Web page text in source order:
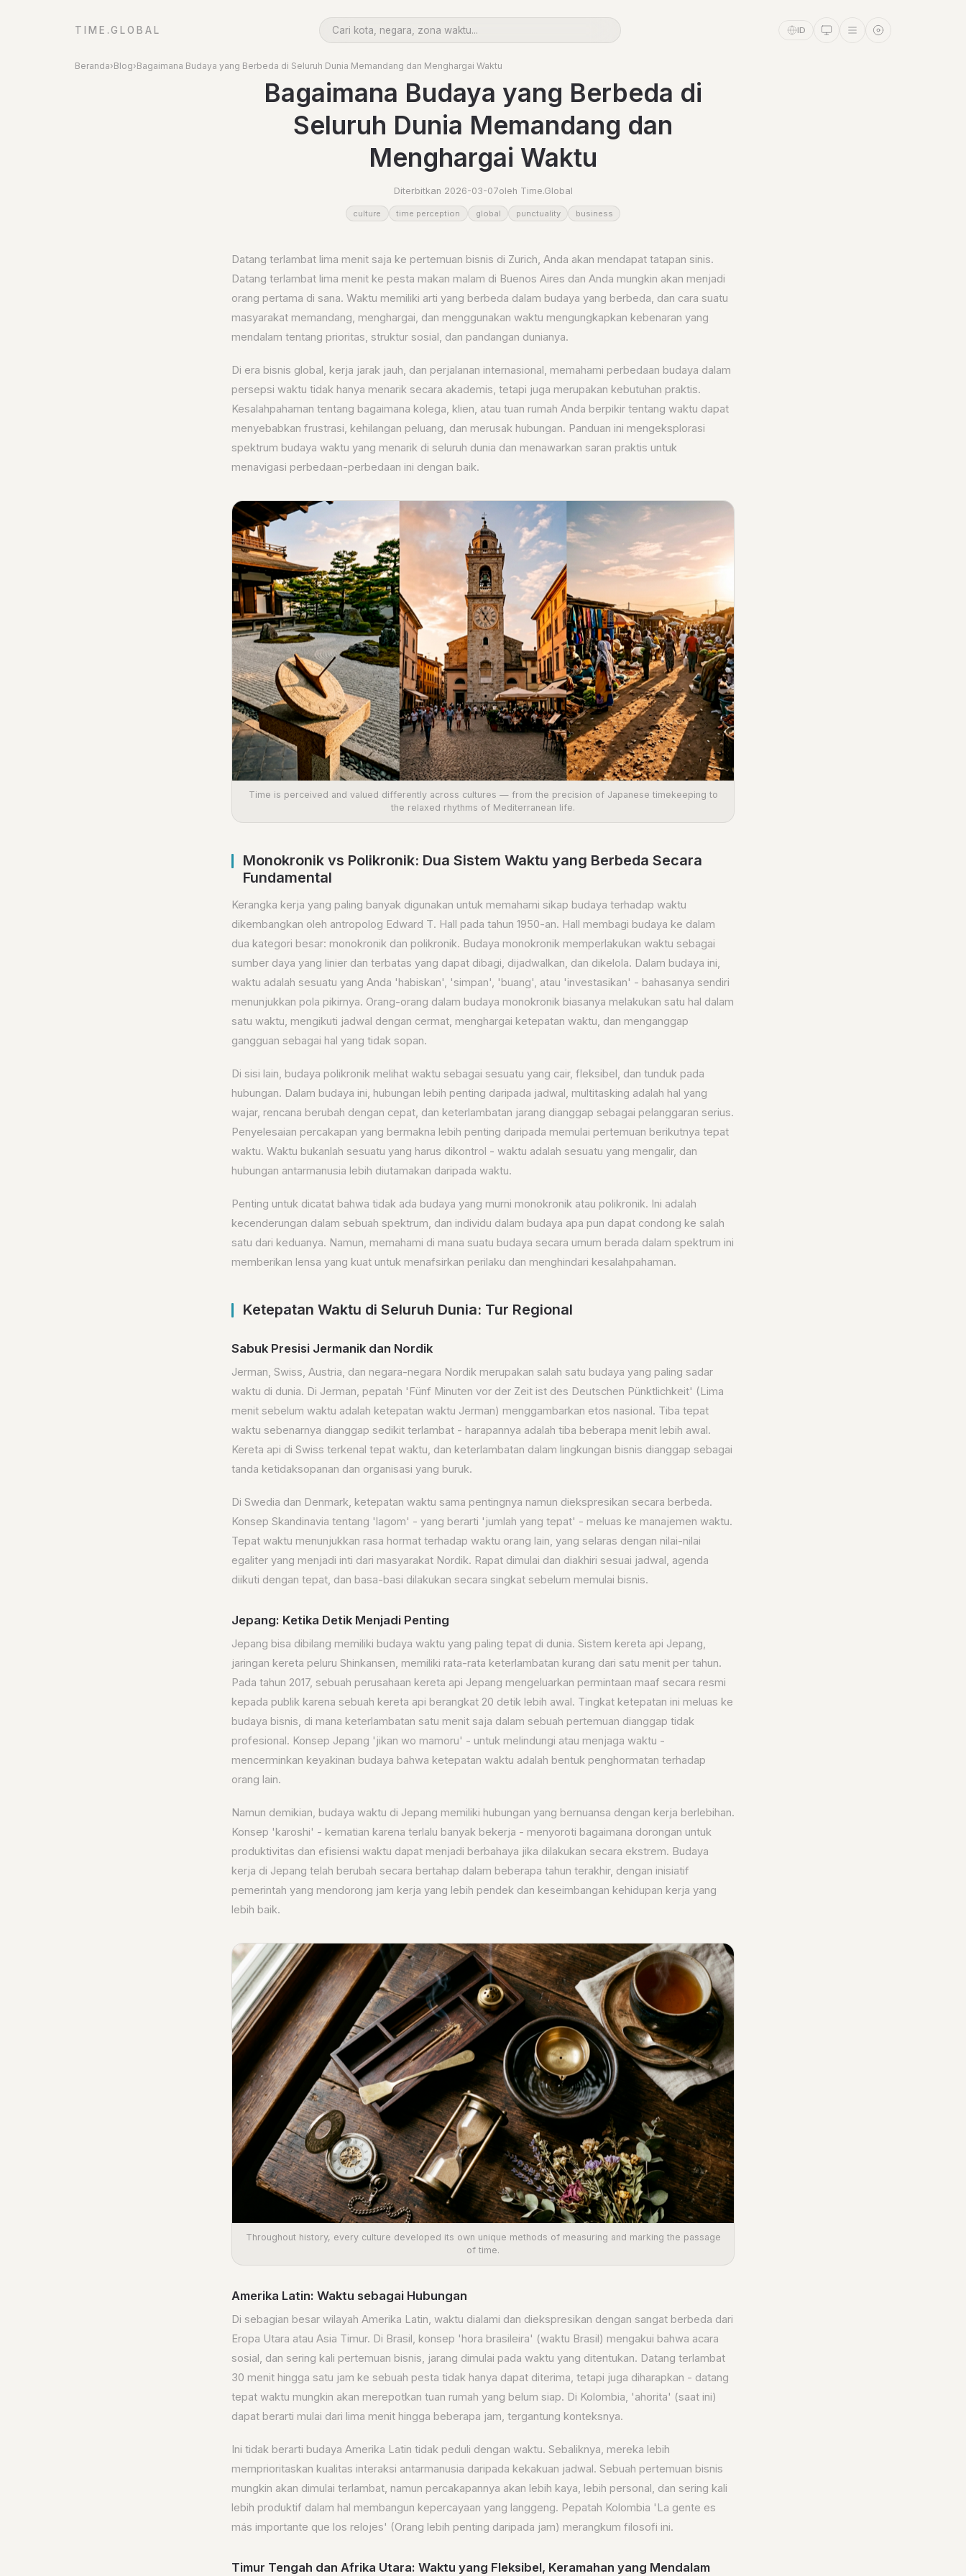
TIME.GLOBAL ID
Beranda›Blog›Bagaimana Budaya yang Berbeda di Seluruh Dunia Memandang dan Menghargai Waktu
Bagaimana Budaya yang Berbeda di
Seluruh Dunia Memandang dan
Menghargai Waktu
Diterbitkan 2026-03-07oleh Time.Global
culture time perception global punctuality business
Datang terlambat lima menit saja ke pertemuan bisnis di Zurich, Anda akan mendapat tatapan sinis.
Datang terlambat lima menit ke pesta makan malam di Buenos Aires dan Anda mungkin akan menjadi
orang pertama di sana. Waktu memiliki arti yang berbeda dalam budaya yang berbeda, dan cara suatu
masyarakat memandang, menghargai, dan menggunakan waktu mengungkapkan kebenaran yang
mendalam tentang prioritas, struktur sosial, dan pandangan dunianya.
Di era bisnis global, kerja jarak jauh, dan perjalanan internasional, memahami perbedaan budaya dalam
persepsi waktu tidak hanya menarik secara akademis, tetapi juga merupakan kebutuhan praktis.
Kesalahpahaman tentang bagaimana kolega, klien, atau tuan rumah Anda berpikir tentang waktu dapat
menyebabkan frustrasi, kehilangan peluang, dan merusak hubungan. Panduan ini mengeksplorasi
spektrum budaya waktu yang menarik di seluruh dunia dan menawarkan saran praktis untuk
menavigasi perbedaan-perbedaan ini dengan baik.
Time is perceived and valued differently across cultures — from the precision of Japanese timekeeping to
the relaxed rhythms of Mediterranean life.
Monokronik vs Polikronik: Dua Sistem Waktu yang Berbeda Secara
Fundamental
Kerangka kerja yang paling banyak digunakan untuk memahami sikap budaya terhadap waktu
dikembangkan oleh antropolog Edward T. Hall pada tahun 1950-an. Hall membagi budaya ke dalam
dua kategori besar: monokronik dan polikronik. Budaya monokronik memperlakukan waktu sebagai
sumber daya yang linier dan terbatas yang dapat dibagi, dijadwalkan, dan dikelola. Dalam budaya ini,
waktu adalah sesuatu yang Anda 'habiskan', 'simpan', 'buang', atau 'investasikan' - bahasanya sendiri
menunjukkan pola pikirnya. Orang-orang dalam budaya monokronik biasanya melakukan satu hal dalam
satu waktu, mengikuti jadwal dengan cermat, menghargai ketepatan waktu, dan menganggap
gangguan sebagai hal yang tidak sopan.
Di sisi lain, budaya polikronik melihat waktu sebagai sesuatu yang cair, fleksibel, dan tunduk pada
hubungan. Dalam budaya ini, hubungan lebih penting daripada jadwal, multitasking adalah hal yang
wajar, rencana berubah dengan cepat, dan keterlambatan jarang dianggap sebagai pelanggaran serius.
Penyelesaian percakapan yang bermakna lebih penting daripada memulai pertemuan berikutnya tepat
waktu. Waktu bukanlah sesuatu yang harus dikontrol - waktu adalah sesuatu yang mengalir, dan
hubungan antarmanusia lebih diutamakan daripada waktu.
Penting untuk dicatat bahwa tidak ada budaya yang murni monokronik atau polikronik. Ini adalah
kecenderungan dalam sebuah spektrum, dan individu dalam budaya apa pun dapat condong ke salah
satu dari keduanya. Namun, memahami di mana suatu budaya secara umum berada dalam spektrum ini
memberikan lensa yang kuat untuk menafsirkan perilaku dan menghindari kesalahpahaman.
Ketepatan Waktu di Seluruh Dunia: Tur Regional
Sabuk Presisi Jermanik dan Nordik
Jerman, Swiss, Austria, dan negara-negara Nordik merupakan salah satu budaya yang paling sadar
waktu di dunia. Di Jerman, pepatah 'Fünf Minuten vor der Zeit ist des Deutschen Pünktlichkeit' (Lima
menit sebelum waktu adalah ketepatan waktu Jerman) menggambarkan etos nasional. Tiba tepat
waktu sebenarnya dianggap sedikit terlambat - harapannya adalah tiba beberapa menit lebih awal.
Kereta api di Swiss terkenal tepat waktu, dan keterlambatan dalam lingkungan bisnis dianggap sebagai
tanda ketidaksopanan dan organisasi yang buruk.
Di Swedia dan Denmark, ketepatan waktu sama pentingnya namun diekspresikan secara berbeda.
Konsep Skandinavia tentang 'lagom' - yang berarti 'jumlah yang tepat' - meluas ke manajemen waktu.
Tepat waktu menunjukkan rasa hormat terhadap waktu orang lain, yang selaras dengan nilai-nilai
egaliter yang menjadi inti dari masyarakat Nordik. Rapat dimulai dan diakhiri sesuai jadwal, agenda
diikuti dengan tepat, dan basa-basi dilakukan secara singkat sebelum memulai bisnis.
Jepang: Ketika Detik Menjadi Penting
Jepang bisa dibilang memiliki budaya waktu yang paling tepat di dunia. Sistem kereta api Jepang,
jaringan kereta peluru Shinkansen, memiliki rata-rata keterlambatan kurang dari satu menit per tahun.
Pada tahun 2017, sebuah perusahaan kereta api Jepang mengeluarkan permintaan maaf secara resmi
kepada publik karena sebuah kereta api berangkat 20 detik lebih awal. Tingkat ketepatan ini meluas ke
budaya bisnis, di mana keterlambatan satu menit saja dalam sebuah pertemuan dianggap tidak
profesional. Konsep Jepang 'jikan wo mamoru' - untuk melindungi atau menjaga waktu -
mencerminkan keyakinan budaya bahwa ketepatan waktu adalah bentuk penghormatan terhadap
orang lain.
Namun demikian, budaya waktu di Jepang memiliki hubungan yang bernuansa dengan kerja berlebihan.
Konsep 'karoshi' - kematian karena terlalu banyak bekerja - menyoroti bagaimana dorongan untuk
produktivitas dan efisiensi waktu dapat menjadi berbahaya jika dilakukan secara ekstrem. Budaya
kerja di Jepang telah berubah secara bertahap dalam beberapa tahun terakhir, dengan inisiatif
pemerintah yang mendorong jam kerja yang lebih pendek dan keseimbangan kehidupan kerja yang
lebih baik.
Throughout history, every culture developed its own unique methods of measuring and marking the passage
of time.
Amerika Latin: Waktu sebagai Hubungan
Di sebagian besar wilayah Amerika Latin, waktu dialami dan diekspresikan dengan sangat berbeda dari
Eropa Utara atau Asia Timur. Di Brasil, konsep 'hora brasileira' (waktu Brasil) mengakui bahwa acara
sosial, dan sering kali pertemuan bisnis, jarang dimulai pada waktu yang ditentukan. Datang terlambat
30 menit hingga satu jam ke sebuah pesta tidak hanya dapat diterima, tetapi juga diharapkan - datang
tepat waktu mungkin akan merepotkan tuan rumah yang belum siap. Di Kolombia, 'ahorita' (saat ini)
dapat berarti mulai dari lima menit hingga beberapa jam, tergantung konteksnya.
Ini tidak berarti budaya Amerika Latin tidak peduli dengan waktu. Sebaliknya, mereka lebih
memprioritaskan kualitas interaksi antarmanusia daripada kekakuan jadwal. Sebuah pertemuan bisnis
mungkin akan dimulai terlambat, namun percakapannya akan lebih kaya, lebih personal, dan sering kali
lebih produktif dalam hal membangun kepercayaan yang langgeng. Pepatah Kolombia 'La gente es
más importante que los relojes' (Orang lebih penting daripada jam) merangkum filosofi ini.
Timur Tengah dan Afrika Utara: Waktu yang Fleksibel, Keramahan yang Mendalam